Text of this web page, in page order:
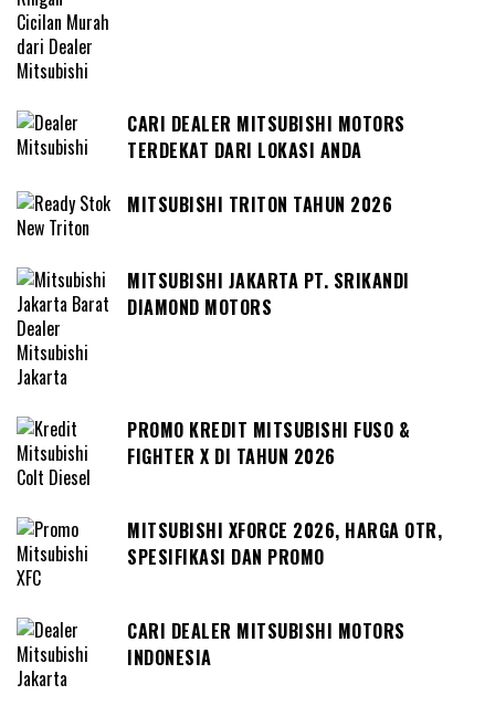
CARI DEALER MITSUBISHI MOTORS
TERDEKAT DARI LOKASI ANDA
MITSUBISHI TRITON TAHUN 2026
MITSUBISHI JAKARTA PT. SRIKANDI
DIAMOND MOTORS
PROMO KREDIT MITSUBISHI FUSO &
FIGHTER X DI TAHUN 2026
MITSUBISHI XFORCE 2026, HARGA OTR,
SPESIFIKASI DAN PROMO
CARI DEALER MITSUBISHI MOTORS
INDONESIA